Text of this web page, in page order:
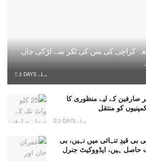
کراچی کی بس کی ٹکر سے لڑکی جاں
2 DAYS پہلے
صارفین کے لیے منظوری کا
کو منتقل
2 DAYS پہلے
بی قیدِ تنہائی میں نہیں، بی
حاصل ہیں، ایڈووکیٹ جنرل